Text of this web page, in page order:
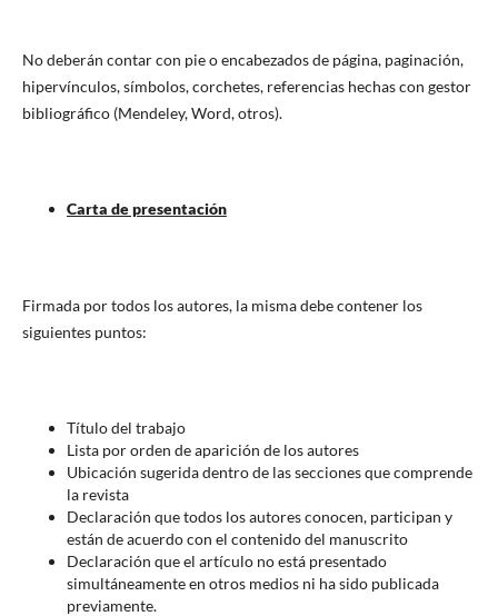
No deberán contar con pie o encabezados de página, paginación,
hipervínculos, símbolos, corchetes, referencias hechas con gestor
bibliográfico (Mendeley, Word, otros).
Carta de presentación
Firmada por todos los autores, la misma debe contener los
siguientes puntos:
Título del trabajo
Lista por orden de aparición de los autores
Ubicación sugerida dentro de las secciones que comprende
la revista
Declaración que todos los autores conocen, participan y
están de acuerdo con el contenido del manuscrito
Declaración que el artículo no está presentado
simultáneamente en otros medios ni ha sido publicada
previamente.